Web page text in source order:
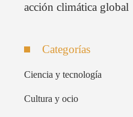
acción climática global
Categorías
Ciencia y tecnología
Cultura y ocio